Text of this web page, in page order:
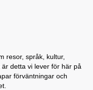
resor, språk, kultur,
detta vi lever för här på
förväntningar och